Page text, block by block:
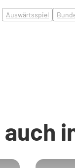
Auswärtsspiel
auch